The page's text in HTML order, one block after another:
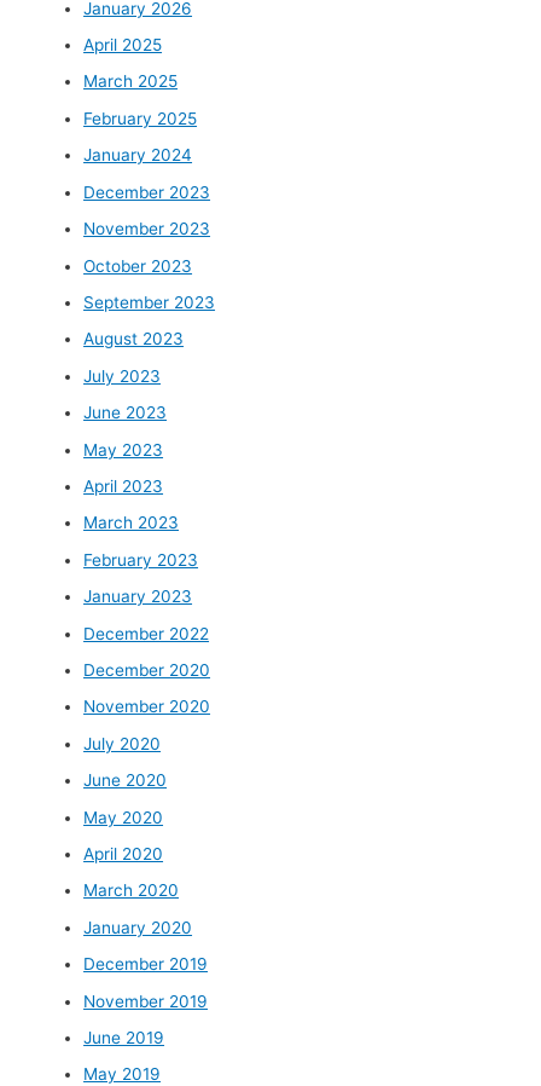
January 2026
April 2025
March 2025
February 2025
January 2024
December 2023
November 2023
October 2023
September 2023
August 2023
July 2023
June 2023
May 2023
April 2023
March 2023
February 2023
January 2023
December 2022
December 2020
November 2020
July 2020
June 2020
May 2020
April 2020
March 2020
January 2020
December 2019
November 2019
June 2019
May 2019